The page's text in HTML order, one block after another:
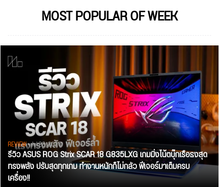
MOST POPULAR OF WEEK
REVIEW• Jul 28, 2026
รีวิว ASUS ROG Strix SCAR 18 G835LXG เกมมิ่งโน้ตบุ๊กเรือธงสุด
ทรงพลัง ปรับสุดทุกเกม ทำงานหนักก็ไม่กลัว ฟีเจอร์มาเต็มครบ
เครื่อง!!